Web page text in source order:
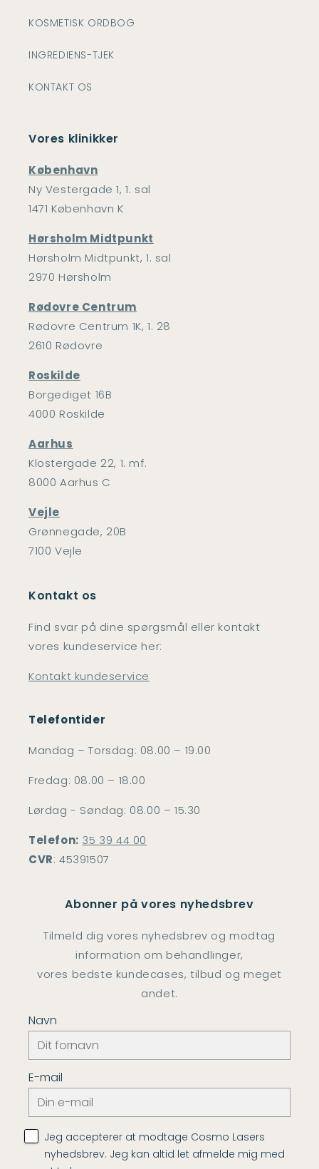
KOSMETISK ORDBOG
INGREDIENS-TJEK
KONTAKT OS
Vores klinikker
København
Ny Vestergade 1, 1. sal
1471 København K
Hørsholm Midtpunkt
Hørsholm Midtpunkt, 1. sal
2970 Hørsholm
Rødovre Centrum
Rødovre Centrum 1K, 1. 28
2610 Rødovre
Roskilde
Borgediget 16B
4000 Roskilde
Aarhus
Klostergade 22, 1. mf.
8000 Aarhus C
Vejle
Grønnegade, 20B
7100 Vejle
Kontakt os
Find svar på dine spørgsmål eller kontakt
vores kundeservice her:
Kontakt kundeservice
Telefontider
Mandag – Torsdag: 08.00 – 19.00
Fredag: 08.00 – 18.00
Lørdag - Søndag: 08.00 – 15.30
Telefon: 35 39 44 00
CVR: 45391507
Abonner på vores nyhedsbrev
Tilmeld dig vores nyhedsbrev og modtag
information om behandlinger,
vores bedste kundecases, tilbud og meget
andet.
Navn
E-mail
Jeg accepterer at modtage Cosmo Lasers
nyhedsbrev. Jeg kan altid let afmelde mig med